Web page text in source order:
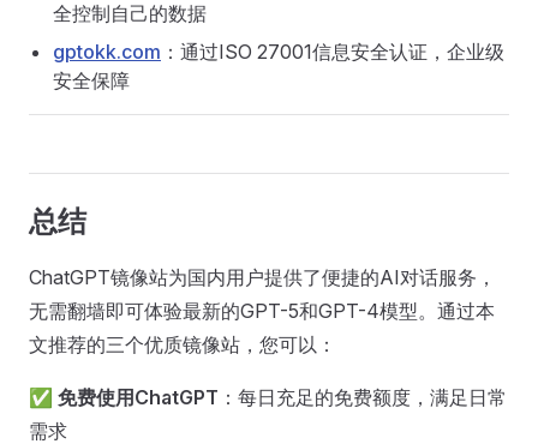
全控制自己的数据
gptokk.com ：通过ISO 27001信息安全认证，企业级
安全保障
总结
ChatGPT镜像站为国内用户提供了便捷的AI对话服务，
无需翻墙即可体验最新的GPT-5和GPT-4模型。通过本
文推荐的三个优质镜像站，您可以：
✅ 免费使用ChatGPT ：每日充足的免费额度，满足日常
需求